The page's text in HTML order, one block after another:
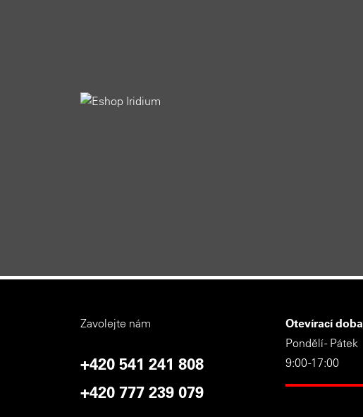
Zavolejte nám
+420 541 241 808
+420 777 239 079
Otevírací doba
Pondělí - Pátek
9:00 -17:00